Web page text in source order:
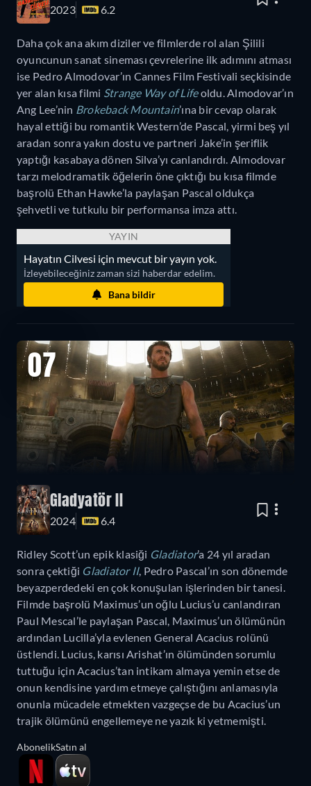
2023 6.2
Daha çok ana akım diziler ve filmlerde rol alan Şilili
oyuncunun sanat sineması çevrelerine ilk adımını atması
ise Pedro Almodovar’ın Cannes Film Festivali seçkisinde
yer alan kısa filmi Strange Way of Lifeoldu. Almodovar’ın
Ang Lee’nin Brokeback Mountain’ına bir cevap olarak
hayal ettiği bu romantik Western’de Pascal, yirmi beş yıl
aradan sonra yakın dostu ve partneri Jake’in şeriflik
yaptığı kasabaya dönen Silva’yı canlandırdı. Almodovar
tarzı melodramatik öğelerin öne çıktığı bu kısa filmde
başrolü Ethan Hawke’la paylaşan Pascal oldukça
şehvetli ve tutkulu bir performansa imza attı.
YAYIN
Hayatın Cilvesi için mevcut bir yayın yok.
İzleyebileceğiniz zaman sizi haberdar edelim.
Bana bildir
07
Gladyatör II
2024 6.4
Ridley Scott’un epik klasiği Gladiator’a 24 yıl aradan
sonra çektiği Gladiator II, Pedro Pascal’ın son dönemde
beyazperdedeki en çok konuşulan işlerinden bir tanesi.
Filmde başrolü Maximus’un oğlu Lucius’u canlandıran
Paul Mescal’le paylaşan Pascal, Maximus’un ölümünün
ardından Lucilla’yla evlenen General Acacius rolünü
üstlendi. Lucius, karısı Arishat’ın ölümünden sorumlu
tuttuğu için Acacius’tan intikam almaya yemin etse de
onun kendisine yardım etmeye çalıştığını anlamasıyla
onunla mücadele etmekten vazgeçse de bu Acacius’un
trajik ölümünü engellemeye ne yazık ki yetmemişti.
AbonelikSatın al